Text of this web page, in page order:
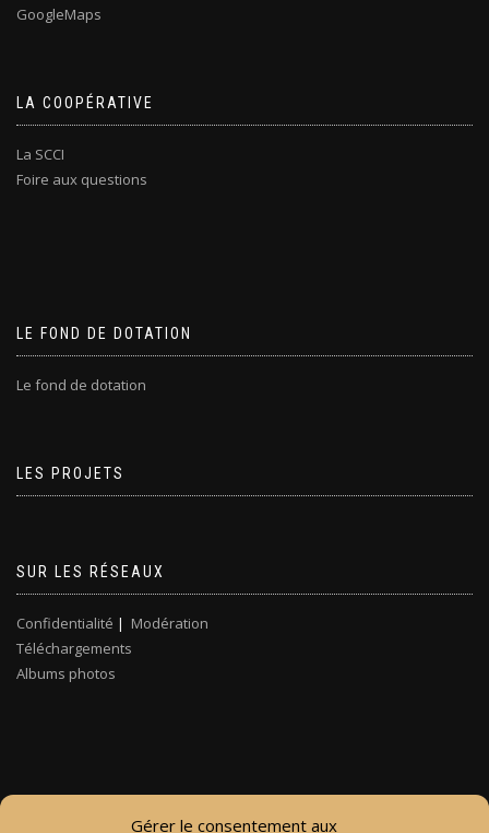
Gérer le consentement aux
GoogleMaps
LA COOPÉRATIVE
La SCCI
Foire aux questions
LE FOND DE DOTATION
Le fond de dotation
LES PROJETS
SUR LES RÉSEAUX
Confidentialité | Modération
Téléchargements
Albums photos